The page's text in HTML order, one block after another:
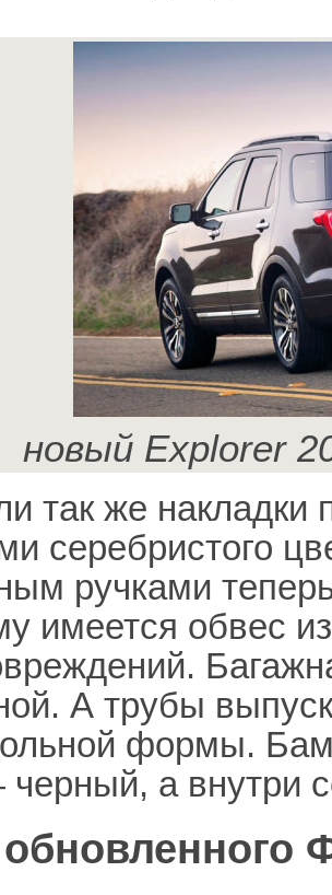
новый Explorer
так же накладки
серебристого
ручками
имеется обвес
А трубы
формы.
а внутри